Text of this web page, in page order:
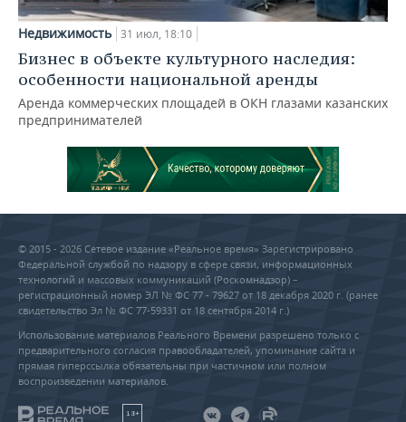
Недвижимость 31 июл, 18:10
Бизнес в объекте культурного наследия:
особенности национальной аренды
Аренда коммерческих площадей в ОКН глазами казанских
предпринимателей
© 2015 - 2026 Сетевое издание «Реальное время» Зарегистрировано
Федеральной службой по надзору в сфере связи, информационных
технологий и массовых коммуникаций (Роскомнадзор) –
регистрационный номер ЭЛ № ФС 77 - 79627 от 18 декабря 2020 г. (ранее
свидетельство Эл № ФС 77-59331 от 18 сентября 2014 г.)
Использование материалов Реального Времени разрешено только с
предварительного согласия правообладателей, упоминание сайта и
прямая гиперссылка обязательны при частичном или полном
воспроизведении материалов.
18+